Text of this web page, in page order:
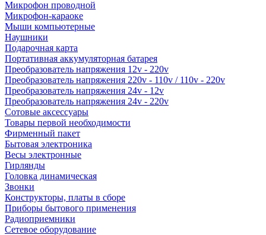
Микрофон проводной
Микрофон-караоке
Мыши компьютерные
Наушники
Подарочная карта
Портативная аккумуляторная батарея
Преобразователь напряжения 12v - 220v
Преобразователь напряжения 220v - 110v / 110v - 220v
Преобразователь напряжения 24v - 12v
Преобразователь напряжения 24v - 220v
Сотовые аксессуары
Товары первой необходимости
Фирменный пакет
Бытовая электроника
Весы электронные
Гирлянды
Головка динамическая
Звонки
Конструкторы, платы в сборе
Приборы бытового применения
Радиоприемники
Сетевое оборудование